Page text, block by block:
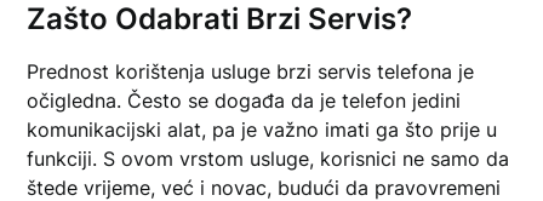
Zašto Odabrati Brzi Servis?
Prednost korištenja usluge brzi servis telefona je
očigledna. Često se događa da je telefon jedini
komunikacijski alat, pa je važno imati ga što prije u
funkciji. S ovom vrstom usluge, korisnici ne samo da
štede vrijeme, već i novac, budući da pravovremeni